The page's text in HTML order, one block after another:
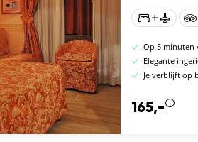
Op 5 minuten van
Elegante
Je verblijft op
165,-